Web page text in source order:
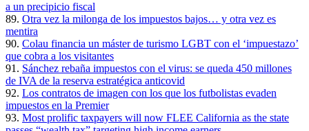
a un precipicio fiscal
89. Otra vez la milonga de los impuestos bajos… y otra vez es
mentira
90. Colau financia un máster de turismo LGBT con el ‘impuestazo’
que cobra a los visitantes
91. Sánchez rebaña impuestos con el virus: se queda 450 millones
de IVA de la reserva estratégica anticovid
92. Los contratos de imagen con los que los futbolistas evaden
impuestos en la Premier
93. Most prolific taxpayers will now FLEE California as the state